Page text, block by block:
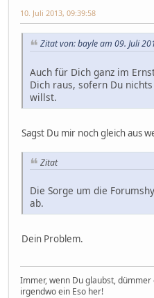
10. Juli 2013, 09:39:58
Zitat von: bayle am 09. Juli
Auch für Dich ganz im
Dich raus, sofern Du
willst.
Sagst Du mir noch gleich aus
Zitat
Die Sorge um die
ab.
Dein Problem.
Immer, wenn Du glaubst,
irgendwo ein Eso her!